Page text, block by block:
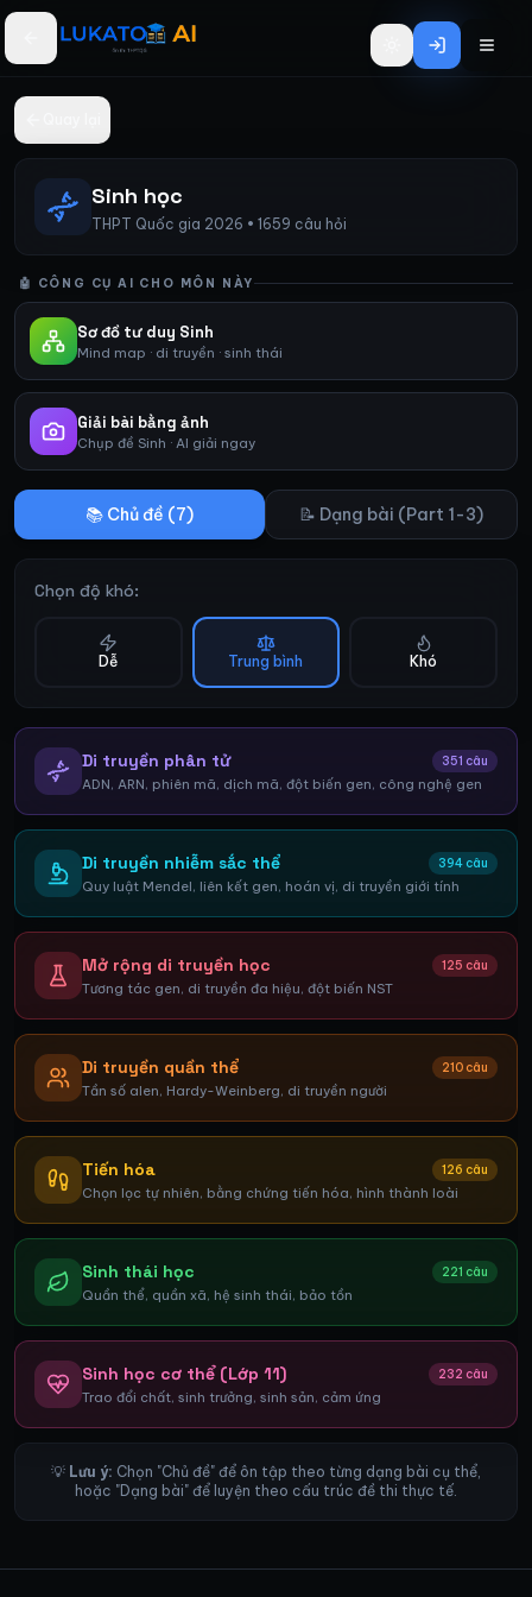
Bỏ qua đến nội dung chính
Sinh học
THPT Quốc gia 2026 • 1659 câu hỏi
🤖 CÔNG CỤ AI CHO MÔN NÀY
Sơ đồ tư duy Sinh
Mind map · di truyền · sinh thái
Giải bài bằng ảnh
Chụp đề Sinh · AI giải ngay
📚 Chủ đề (7) 📝 Dạng bài (Part 1-3)
Chọn độ khó:
Dễ Trung bình Khó
Di truyền phân tử 351 câu
ADN, ARN, phiên mã, dịch mã, đột biến gen, công nghệ gen
Di truyền nhiễm sắc thể 394 câu
Quy luật Mendel, liên kết gen, hoán vị, di truyền giới tính
Mở rộng di truyền học 125 câu
Tương tác gen, di truyền đa hiệu, đột biến NST
Di truyền quần thể 210 câu
Tần số alen, Hardy-Weinberg, di truyền người
Tiến hóa 126 câu
Chọn lọc tự nhiên, bằng chứng tiến hóa, hình thành loài
Sinh thái học 221 câu
Quần thể, quần xã, hệ sinh thái, bảo tồn
Sinh học cơ thể (Lớp 11) 232 câu
Trao đổi chất, sinh trưởng, sinh sản, cảm ứng
💡 Lưu ý: Chọn "Chủ đề" để ôn tập theo từng dạng bài cụ thể,
hoặc "Dạng bài" để luyện theo cấu trúc đề thi thực tế.